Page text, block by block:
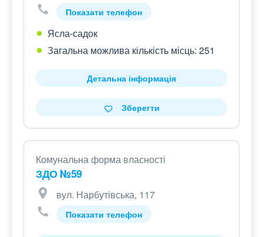
Показати телефон
Ясла-садок
Загальна можлива кількість місць: 251
Детальна інформація
Зберегти
Комунальна форма власності
ЗДО №59
вул. Нарбутівська, 117
Показати телефон